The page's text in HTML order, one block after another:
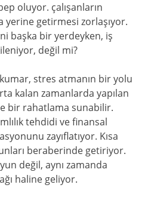
oluyor. çalışanların
yerine getirmesi zorlaşıyor.
başka bir yerdeyken, iş
değil mi?
stres atmanın bir yolu
kalan zamanlarda yapılan
bir rahatlama sunabilir.
tehdidi ve finansal
zayıflatıyor. Kısa
beraberinde getiriyor.
değil, aynı zamanda
haline geliyor.